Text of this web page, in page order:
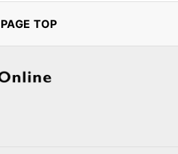
PAGE TOP